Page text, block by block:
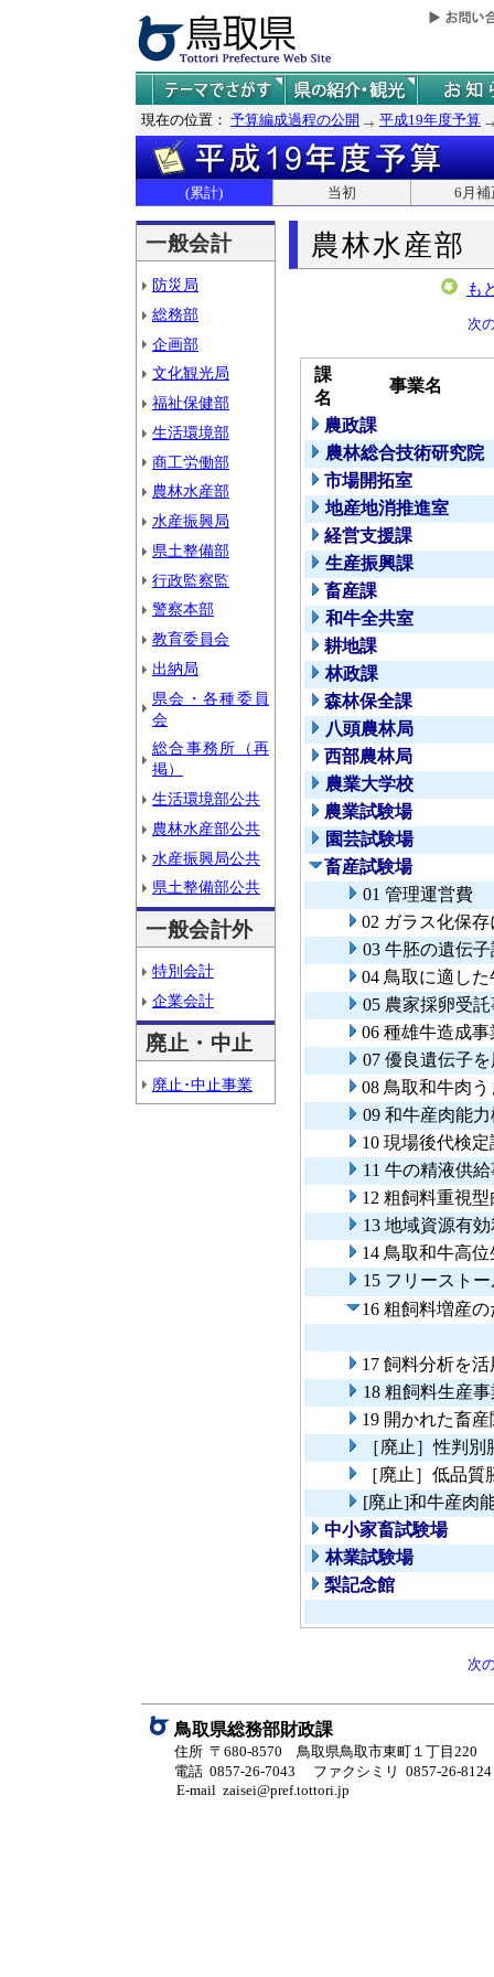
現在の位置： 予算編成過程の公開 平成19年度予算
(累計) 当初 6月補
一般会計
防災局
総務部
企画部
文化観光局
福祉保健部
生活環境部
商工労働部
農林水産部
水産振興局
県土整備部
行政監察監
警察本部
教育委員会
出納局
県会・各種委員
会
総合事務所（再
掲）
生活環境部公共
農林水産部公共
水産振興局公共
県土整備部公共
一般会計外
特別会計
企業会計
廃止・中止
廃止･中止事業
農林水産部
も
次
課
名
事業名
農政課
農林総合技術研究院
市場開拓室
地産地消推進室
経営支援課
生産振興課
畜産課
和牛全共室
耕地課
林政課
森林保全課
八頭農林局
西部農林局
農業大学校
農業試験場
園芸試験場
畜産試験場
01 管理運営費
02 ガラス化保
03 牛胚の遺伝
04 鳥取に適し
05 農家採卵受
06 種雄牛造成
07 優良遺伝子
08 鳥取和牛肉
09 和牛産肉能
10 現場後代検定
11 牛の精液供
12 粗飼料重視
13 地域資源有
14 鳥取和牛高
15 フリースト
16 粗飼料増産
17 飼料分析を
18 粗飼料生産
19 開かれた畜
［廃止］性判
［廃止］低品
[廃止]和牛産肉
中小家畜試験場
林業試験場
梨記念館
次
鳥取県総務部財政課
住所 〒680-8570 鳥取県鳥取市東町１丁目220
電話 0857-26-7043
ファクシミリ 0857-26-8124
E-mail zaisei@pref.tottori.jp